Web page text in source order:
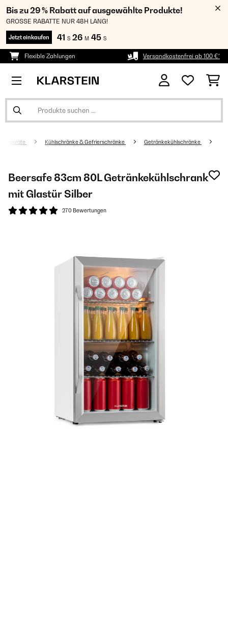
Bis zu 29 % Rabatt auf ausgewählte Produkte!
GROSSE RABATTE NUR 48H LANG!
Jetzt einkaufen 41 S 26 M 45 S
Flexible Zahlungen Versandkostenfrei ab 100 €*
Kühlschränke & Gefrierschränke Getränkekühlschränke
Beersafe 83cm 80L Getränkekühlschrank
mit Glastür​ Silber
270 Bewertungen